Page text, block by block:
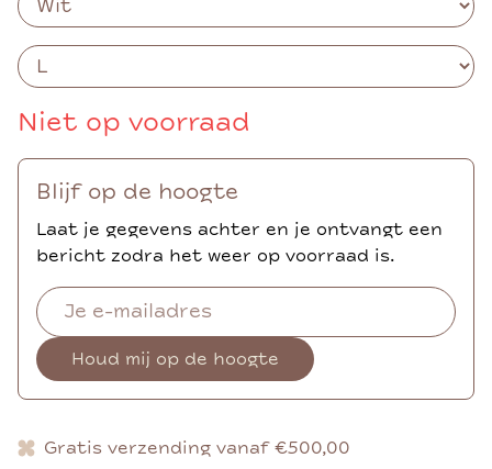
Niet op voorraad
Blijf op de hoogte
Laat je gegevens achter en je ontvangt een
bericht zodra het weer op voorraad is.
Houd mij op de hoogte
Gratis verzending vanaf €500,00